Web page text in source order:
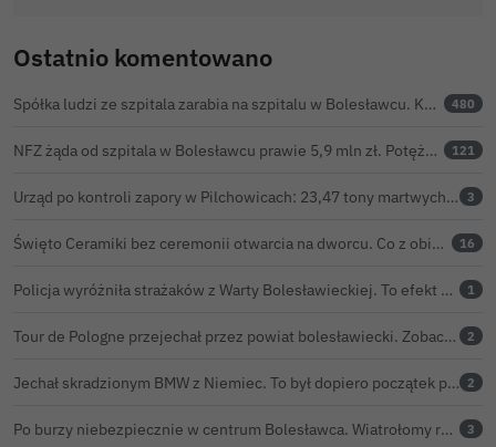
Ostatnio komentowano
Spółka ludzi ze szpitala zarabia na szpitalu w Bolesławcu. Kwoty pozostają tajne 480
NFZ żąda od szpitala w Bolesławcu prawie 5,9 mln zł. Potężny cios po kontroli rozliczeń 121
Urząd po kontroli zapory w Pilchowicach: 23,47 tony martwych ryb i zawiadomienie do prokuratury 3
Święto Ceramiki bez ceremonii otwarcia na dworcu. Co z obietnicą prezydenta Bolesławca? 16
Policja wyróżniła strażaków z Warty Bolesławieckiej. To efekt nocnej akcji, która zakończyła się sukcesem 1
Tour de Pologne przejechał przez powiat bolesławiecki. Zobacz wideo z Zebrzydowej 2
Jechał skradzionym BMW z Niemiec. To był dopiero początek problemów 33-latka 2
Po burzy niebezpiecznie w centrum Bolesławca. Wiatrołomy runęły na podwórko 3